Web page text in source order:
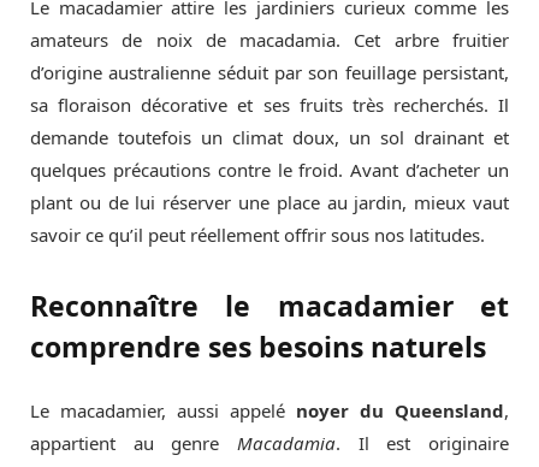
Le macadamier attire les jardiniers curieux comme les
amateurs de noix de macadamia. Cet arbre fruitier
d’origine australienne séduit par son feuillage persistant,
sa floraison décorative et ses fruits très recherchés. Il
demande toutefois un climat doux, un sol drainant et
quelques précautions contre le froid. Avant d’acheter un
plant ou de lui réserver une place au jardin, mieux vaut
savoir ce qu’il peut réellement offrir sous nos latitudes.
Reconnaître le macadamier et
comprendre ses besoins naturels
Le macadamier, aussi appelé noyer du Queensland,
appartient au genre Macadamia. Il est originaire